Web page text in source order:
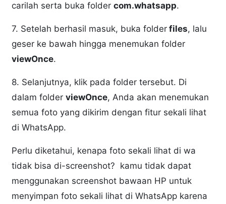
carilah serta buka foldercom.whatsapp.
7. Setelah berhasil masuk, buka folder files, lalu
geser ke bawah hingga menemukan folder
viewOnce.
8. Selanjutnya, klik pada folder tersebut. Di
dalam folderviewOnce, Anda akan menemukan
semua foto yang dikirim dengan fitur sekali lihat
di WhatsApp.
Perlu diketahui, kenapa foto sekali lihat di wa
tidak bisa di-screenshot? kamu tidak dapat
menggunakan screenshot bawaan HP untuk
menyimpan foto sekali lihat di WhatsApp karena